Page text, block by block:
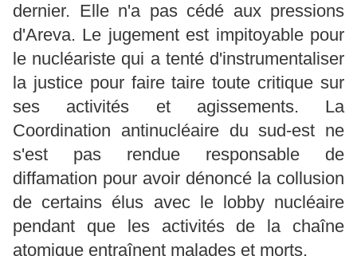
dernier. Elle n'a pas cédé aux pressions
d'Areva. Le jugement est impitoyable pour
le nucléariste qui a tenté d'instrumentaliser
la justice pour faire taire toute critique sur
ses activités et agissements. La
Coordination antinucléaire du sud-est ne
s'est pas rendue responsable de
diffamation pour avoir dénoncé la collusion
de certains élus avec le lobby nucléaire
pendant que les activités de la chaîne
atomique entraînent malades et morts.